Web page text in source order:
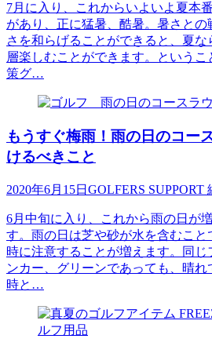
7月に入り、これからいよいよ夏本
があり、正に猛暑、酷暑。暑さと
さを和らげることができると、夏
層楽しむことができます。という
策グ…
もうすぐ梅雨！雨の日のコー
けるべきこと
2020年6月15日 GOLFERS SUPPORT
6月中旬に入り、これから雨の日が
す。雨の日は芝や砂が水を含むこ
時に注意することが増えます。同
ンカー、グリーンであっても、晴
時と…
ルフ用品